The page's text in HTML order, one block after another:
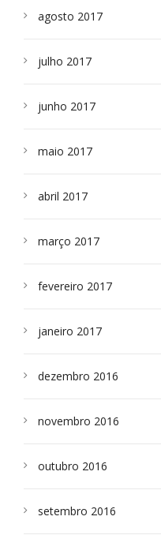
agosto 2017
julho 2017
junho 2017
maio 2017
abril 2017
março 2017
fevereiro 2017
janeiro 2017
dezembro 2016
novembro 2016
outubro 2016
setembro 2016